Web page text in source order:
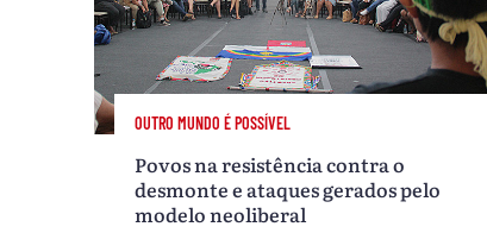
OUTRO MUNDO É POSSÍVEL
Povos na resistência contra o
desmonte e ataques gerados pelo
modelo neoliberal